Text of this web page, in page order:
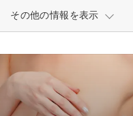
その他の情報を表示